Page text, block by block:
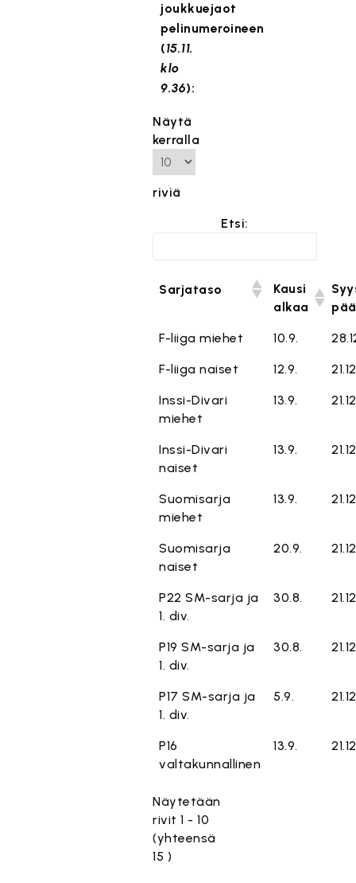
joukkuejaot
pelinumeroineen
(15.11.
klo
9.36):
Näytä
kerralla
riviä
Etsi:
Sarjataso
Kausi
alkaa
F-liiga miehet 10.9.
F-liiga naiset 12.9.
Inssi-Divari
miehet
13.9.
Inssi-Divari
naiset
13.9.
Suomisarja
miehet
13.9.
Suomisarja
naiset
20.9.
P22 SM-sarja ja
1. div.
30.8. 21.12
P19 SM-sarja ja
1. div.
30.8. 21.12
P17 SM-sarja ja
1. div.
5.9. 21.12
P16
valtakunnallinen
13.9. 21.12
Näytetään
rivit 1 - 10
(yhteensä
15 )